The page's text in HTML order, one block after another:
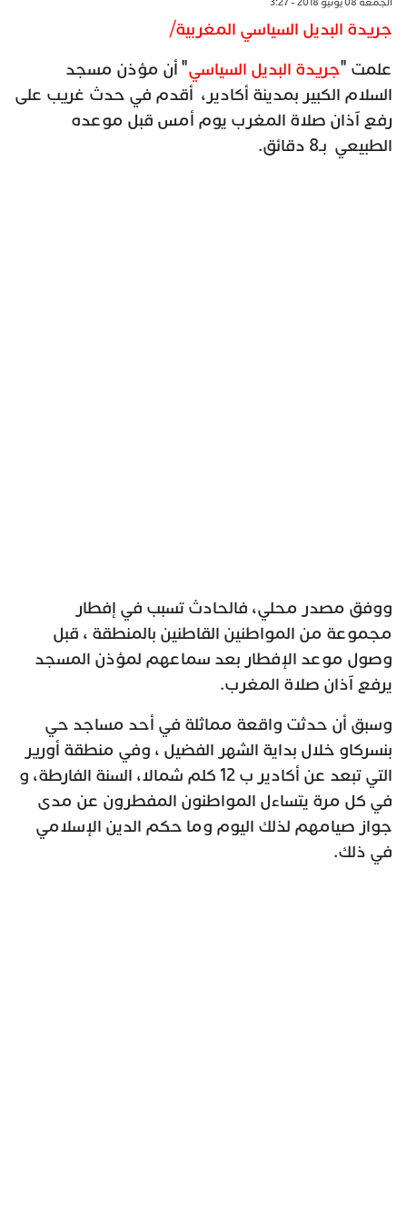
جريدة البديل السياسي المغربية/
علمت "جريدة البديل السياسي" أن مؤذن مسجد
السلام الكبير بمدينة أكادير، أقدم في حدث غريب على
رفع آذان صلاة المغرب يوم أمس قبل موعده
الطبيعي بـ8 دقائق.
ووفق مصدر محلي، فالحادث تسبب في إفطار
مجموعة من المواطنين القاطنين بالمنطقة ، قبل
وصول موعد الإفطار بعد سماعهم لمؤذن المسجد
يرفع آذان صلاة المغرب.
وسبق أن حدثت واقعة مماثلة في أحد مساجد حي
بنسركاو خلال بداية الشهر الفضيل ، وفي منطقة أورير
التي تبعد عن أكادير ب 12 كلم شمالا، السنة الفارطة، و
في كل مرة يتساءل المواطنون المفطرون عن مدى
جواز صيامهم لذلك اليوم وما حكم الدين الإسلامي
في ذلك.